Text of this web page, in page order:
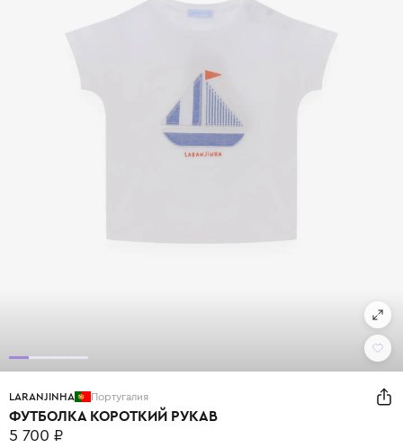
LARANJINHA Португалия
ФУТБОЛКА КОРОТКИЙ РУКАВ
5 700 ₽